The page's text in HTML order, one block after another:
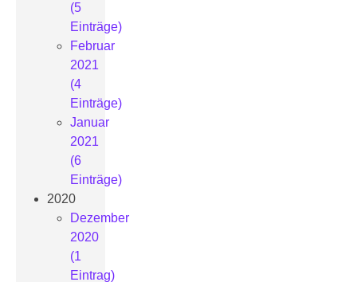
(5
Einträge)
Februar
2021
(4
Einträge)
Januar
2021
(6
Einträge)
2020
Dezember
2020
(1
Eintrag)